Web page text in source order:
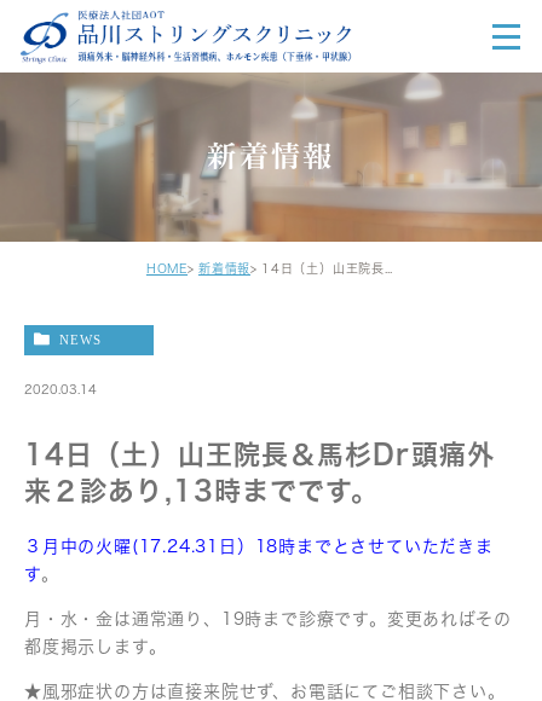
新着情報
HOME 新着情報
NEWS
2020.03.14
14日（土）山王院長＆馬杉Dr頭痛外
来２診あり,13時までです。
３月中の火曜(17.24.31日）18時までとさせていただきま
す。
月・水・金は通常通り、19時まで診療です。変更あればその
都度掲示します。
★風邪症状の方は直接来院せず、お電話にてご相談下さい。